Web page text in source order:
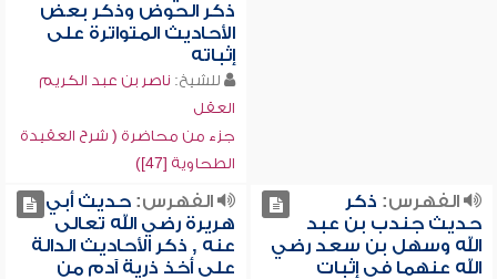
ذكر الحوض وذكر بعض
الأحاديث المتواترة على
إثباته
للشيخ: ناصر بن عبد الكريم
العقل
جزء من محاضرة ( شرح العقيدة
الطحاوية [47])
الفهرس: ذكر
حديث جندب بن عبد
الله وسهل بن سعد رضي
الله عنهما في إثبات
الفهرس:حديث أبي
هريرة رضي الله تعالى
عنه , ذكر الأحاديث الدالة
على أخذ ذرية آدم من